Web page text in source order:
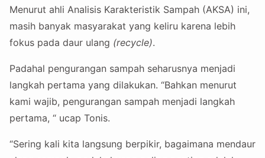
Menurut ahli Analisis Karakteristik Sampah (AKSA) ini,
masih banyak masyarakat yang keliru karena lebih
fokus pada daur ulang (recycle).
Padahal pengurangan sampah seharusnya menjadi
langkah pertama yang dilakukan. “Bahkan menurut
kami wajib, pengurangan sampah menjadi langkah
pertama, “ ucap Tonis.
“Sering kali kita langsung berpikir, bagaimana mendaur